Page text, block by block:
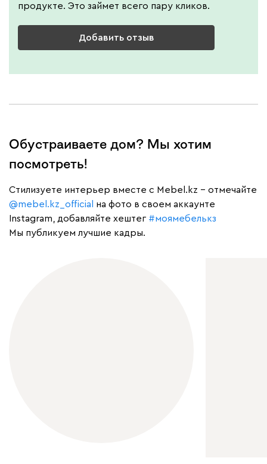
продукте. Это займет всего пару кликов.
Добавить отзыв
Обустраиваете дом? Мы хотим
посмотреть!
Cтилизуете интерьер вместе с Mebel.kz – отмечайте
@mebel.kz_official
на фото в своем аккаунте
Instagram, добавляйте хештег #моямебелькз
Мы публикуем лучшие кадры.